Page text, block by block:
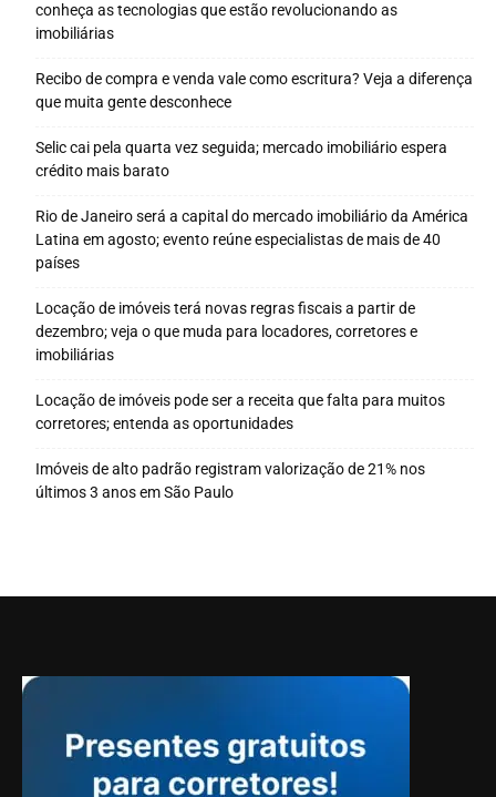
conheça as tecnologias que estão revolucionando as
imobiliárias
Recibo de compra e venda vale como escritura? Veja a diferença
que muita gente desconhece
Selic cai pela quarta vez seguida; mercado imobiliário espera
crédito mais barato
Rio de Janeiro será a capital do mercado imobiliário da América
Latina em agosto; evento reúne especialistas de mais de 40
países
Locação de imóveis terá novas regras fiscais a partir de
dezembro; veja o que muda para locadores, corretores e
imobiliárias
Locação de imóveis pode ser a receita que falta para muitos
corretores; entenda as oportunidades
Imóveis de alto padrão registram valorização de 21% nos
últimos 3 anos em São Paulo